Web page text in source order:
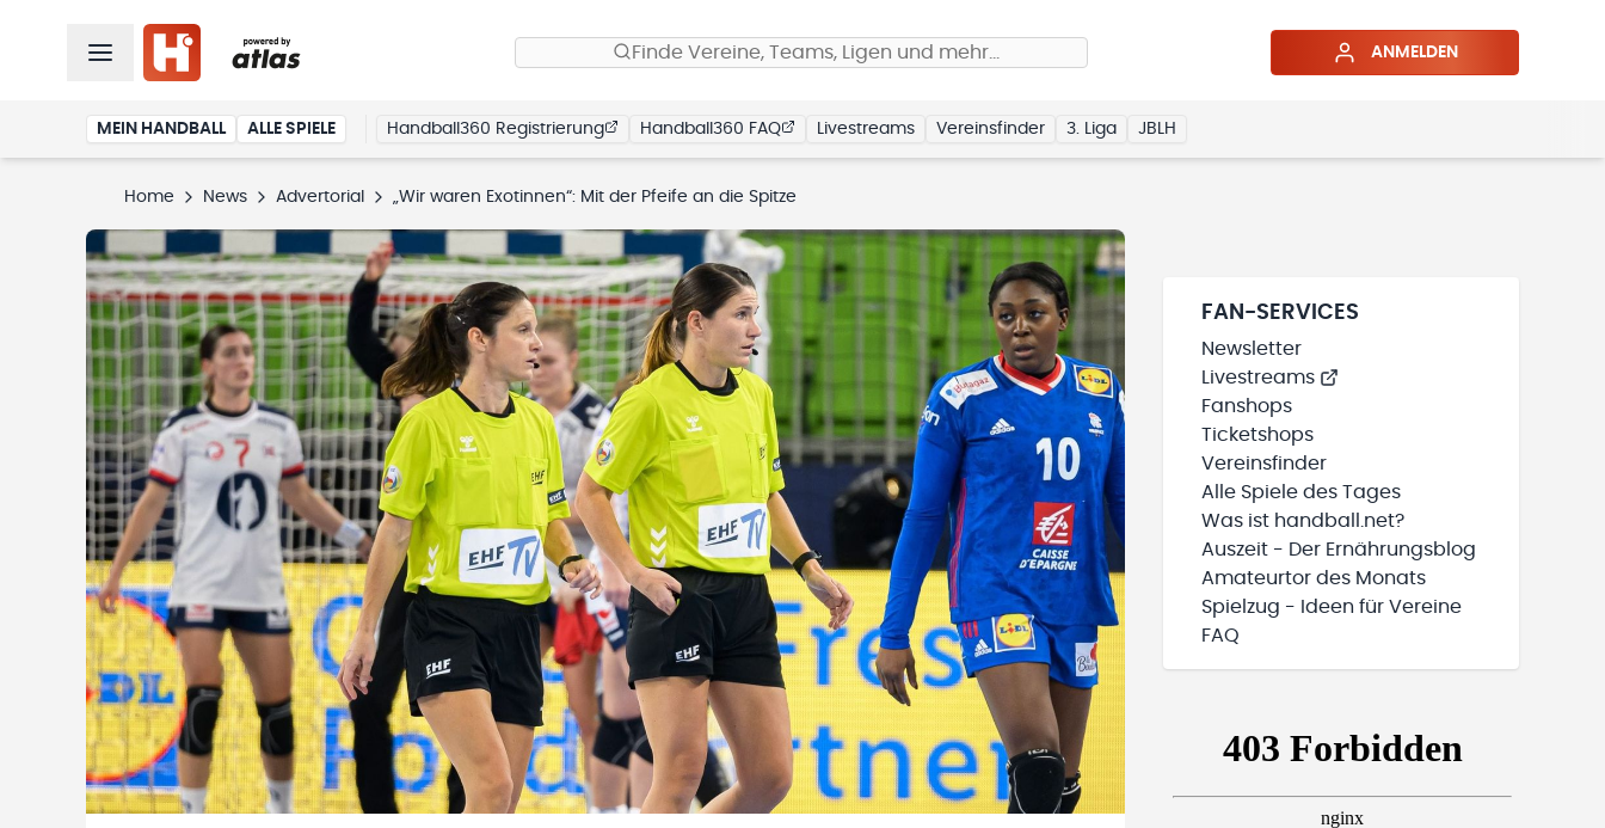
Finde Vereine, Teams, Ligen und mehr… ANMELDEN
MEIN HANDBALL ALLE SPIELE Handball360 Registrierung Handball360 FAQ Livestreams Vereinsfinder 3. Liga JBLH
Home News Advertorial „Wir waren Exotinnen“: Mit der Pfeife an die Spitze
FAN-SERVICES
Newsletter
Livestreams
Fanshops
Ticketshops
Vereinsfinder
Alle Spiele des Tages
Was ist handball.net?
Auszeit - Der Ernährungsblog
Amateurtor des Monats
Spielzug - Ideen für Vereine
FAQ